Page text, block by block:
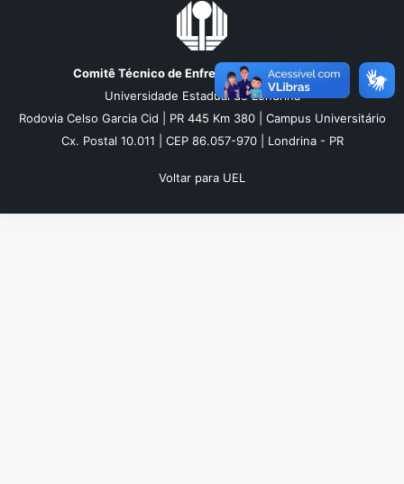
Comitê Técnico de Enfrentamento à Covid19
Universidade Estadual de Londrina
Rodovia Celso Garcia Cid | PR 445 Km 380 | Campus Universitário
Cx. Postal 10.011 | CEP 86.057-970 | Londrina - PR
Voltar para UEL